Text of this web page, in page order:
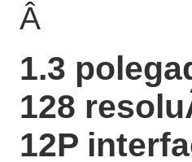
Â
1.3
128
12P